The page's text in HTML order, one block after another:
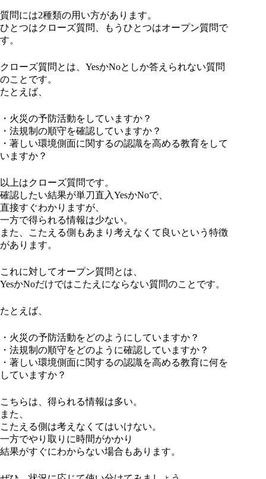
質問には2種類の用い方があります。
ひとつはクローズ質問、もうひとつはオープン質問で
す。
クローズ質問とは、YesかNoとしか答えられない質問
のことです。
たとえば、
・火災の予防活動をしていますか？
・法規制の順守を確認していますか？
・著しい環境側面に関するの認識を高める教育をして
いますか？
以上はクローズ質問です。
確認したい結果が単刀直入YesかNoで、
直接すぐわかりますが、
一方で得られる情報は少ない。
また、こたえる側もあまり考えなくて良いという特徴
があります。
これに対してオープン質問とは、
YesかNoだけではこたえにならない質問のことです。
たとえば、
・火災の予防活動をどのようにしていますか？
・法規制の順守をどのように確認していますか？
・著しい環境側面に関するの認識を高める教育に何を
していますか？
こちらは、得られる情報は多い。
また、
こたえる側は考えなくてはいけない。
一方でやり取りに時間がかかり
結果がすぐにわからない場合もあります。